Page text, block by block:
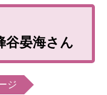
谷晏海さん
ジ